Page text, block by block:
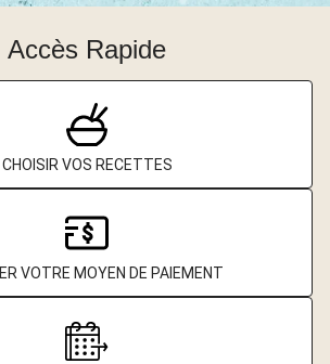
Accès Rapide
CHOISIR VOS RECETTES
VOTRE MOYEN DE PAIEMENT